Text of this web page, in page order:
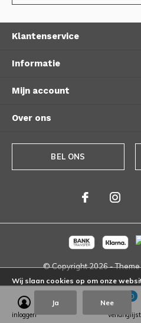
Klantenservice
Informatie
Mijn account
Over ons
BEL ONS
© Copyright2026-
inloggen verlanglijst
0
Wij slaan cookies op om onze
Ja Nee